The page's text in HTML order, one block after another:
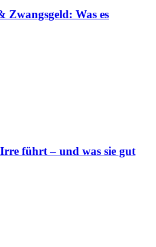
Zwangsgeld: Was es
führt – und was sie gut